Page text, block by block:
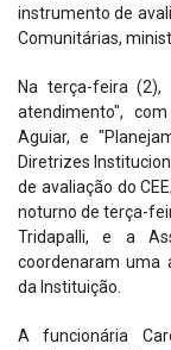
instrumento de
Comunitárias,
Na terça-feira (2),
atendimento",
Aguiar, e
Diretrizes
de avaliação do
noturno de terça-
Tridapalli, e a
coordenaram uma
da Instituição.
A funcionária